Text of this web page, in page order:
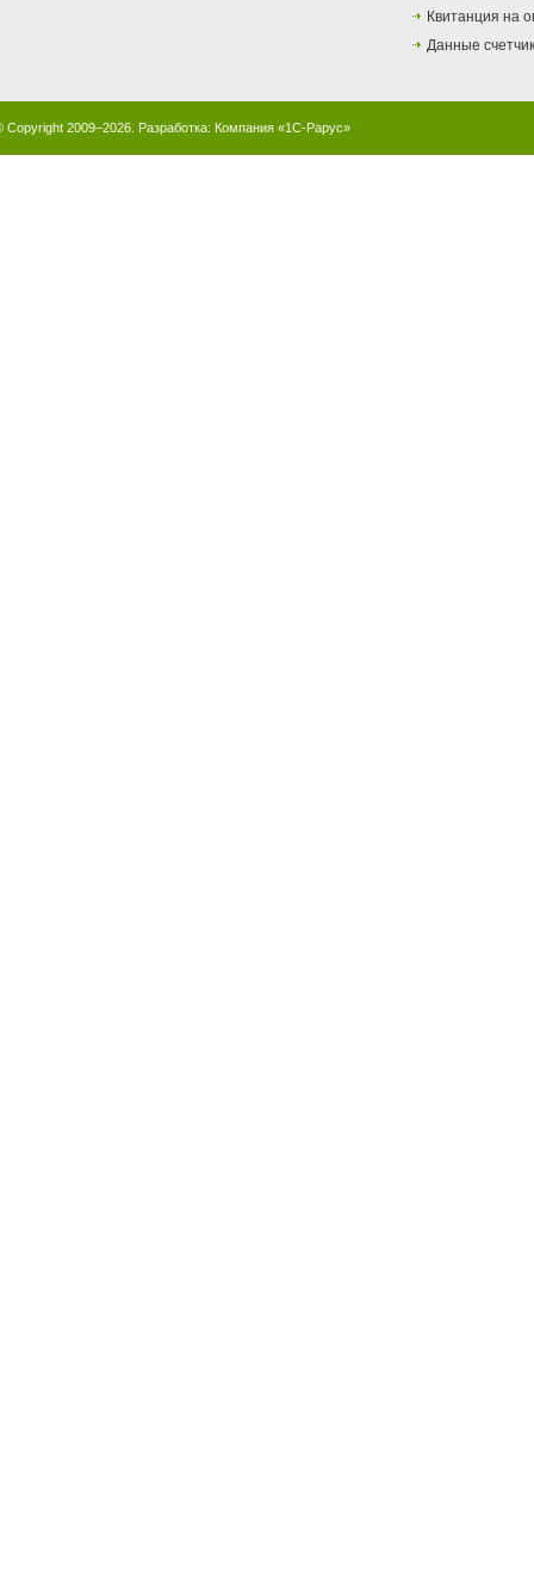
Квитанция на
Данные
Copyright 2009–2026. Разработка: Компания «1С-Рарус»